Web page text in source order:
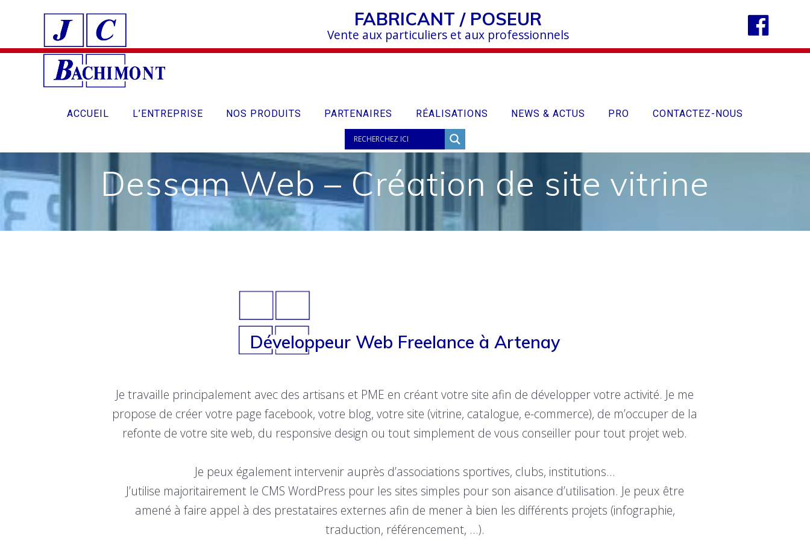
FABRICANT / POSEUR
Vente aux particuliers et aux professionnels
ACCUEIL L’ENTREPRISE NOS PRODUITS PARTENAIRES RÉALISATIONS NEWS & ACTUS PRO CONTACTEZ-NOUS
Dessam Web – Création de site vitrine
Développeur Web Freelance à Artenay
Je travaille principalement avec des artisans et PME en créant votre site afin de développer votre activité. Je me
propose de créer votre page facebook, votre blog, votre site (vitrine, catalogue, e-commerce), de m’occuper de la
refonte de votre site web, du responsive design ou tout simplement de vous conseiller pour tout projet web.
Je peux également intervenir auprès d’associations sportives, clubs, institutions…
J’utilise majoritairement le CMS WordPress pour les sites simples pour son aisance d’utilisation. Je peux être
amené à faire appel à des prestataires externes afin de mener à bien les différents projets (infographie,
traduction, référencement, …).